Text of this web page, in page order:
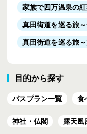
家族で四万温泉の
真田街道を巡る旅
真田街道を巡る旅
目的から探す
バスプラン一覧 食
神社・仏閣 露天風